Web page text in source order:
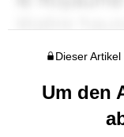
Dieser
Um den